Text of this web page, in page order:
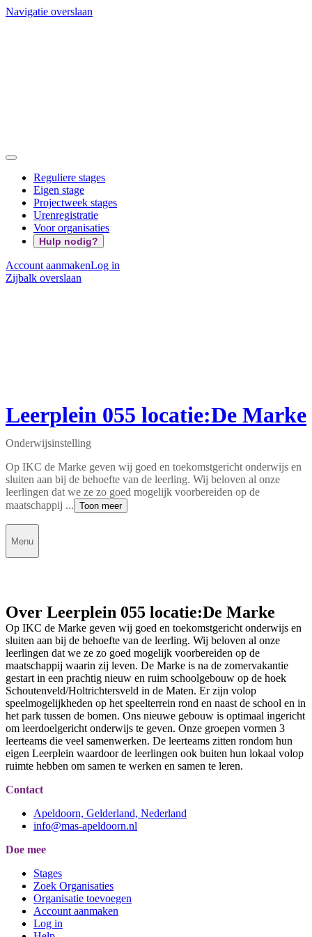
Navigatie overslaan
Reguliere stages
Eigen stage
Projectweek stages
Urenregistratie
Voor organisaties
Hulp nodig?
Account aanmakenLog in
Zijbalk overslaan
Leerplein 055 locatie:De Marke
Onderwijsinstelling
Op IKC de Marke geven wij goed en toekomstgericht onderwijs en
sluiten aan bij de behoefte van de leerling. Wij beloven al onze
leerlingen dat we ze zo goed mogelijk voorbereiden op de
maatschappij ... Toon meer
Menu
Over Leerplein 055 locatie:De Marke
Op IKC de Marke geven wij goed en toekomstgericht onderwijs en
sluiten aan bij de behoefte van de leerling. Wij beloven al onze
leerlingen dat we ze zo goed mogelijk voorbereiden op de
maatschappij waarin zij leven. De Marke is na de zomervakantie
gestart in een prachtig nieuw en ruim schoolgebouw op de hoek
Schoutenveld/Holtrichtersveld in de Maten. Er zijn volop
speelmogelijkheden op het speelterrein rond en naast de school en in
het park tussen de bomen. Ons nieuwe gebouw is optimaal ingericht
om leerdoelgericht onderwijs te geven. Onze groepen vormen 3
leerteams die veel samenwerken. De leerteams zitten rondom hun
eigen Leerplein waardoor de leerlingen ook buiten hun lokaal volop
ruimte hebben om samen te werken en samen te leren.
Contact
Apeldoorn, Gelderland, Nederland
info@mas-apeldoorn.nl
Doe mee
Stages
Zoek Organisaties
Organisatie toevoegen
Account aanmaken
Log in